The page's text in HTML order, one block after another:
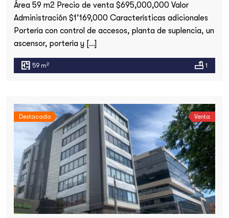
Área 59 m2 Precio de venta $695,000,000 Valor
Administración $1’169,000 Características adicionales
Portería con control de accesos, planta de suplencia, un
ascensor, portería y […]
59 m2 1
Destacado Venta